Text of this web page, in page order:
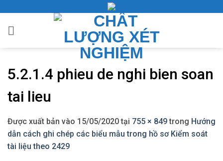
nội
5.2.1.4 phieu de nghi bien soan
tai lieu
Được xuất bản vào 15/05/2020tại 755 × 849trong Hướng
dẫn cách ghi chép các biểu mẫu trong hồ sơ Kiểm soát
tài liệu theo 2429